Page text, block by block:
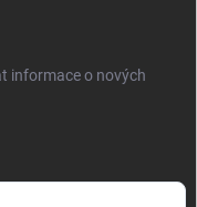
informace o nových